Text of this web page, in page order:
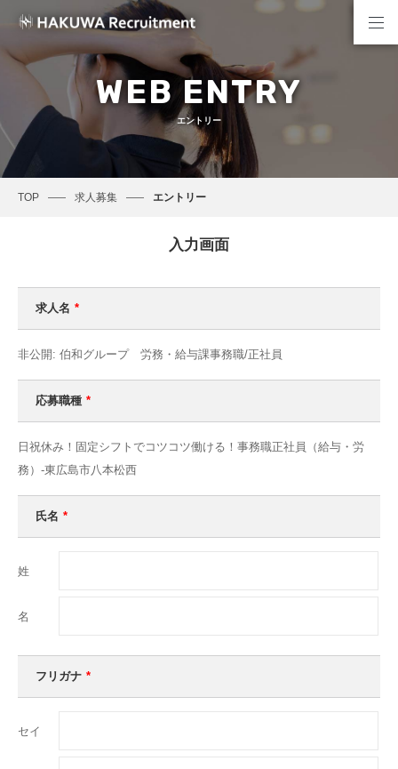
WEB ENTRY
エントリー
TOP 求人募集 エントリー
入力画面
求人名 *
非公開: 伯和グループ 労務・給与課事務職/正社員
応募職種 *
日祝休み！固定シフトでコツコツ働ける！事務職正社員（給与・労
務）-東広島市八本松西
氏名 *
姓
名
フリガナ *
セイ